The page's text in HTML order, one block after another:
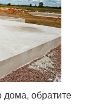
дома, обратите